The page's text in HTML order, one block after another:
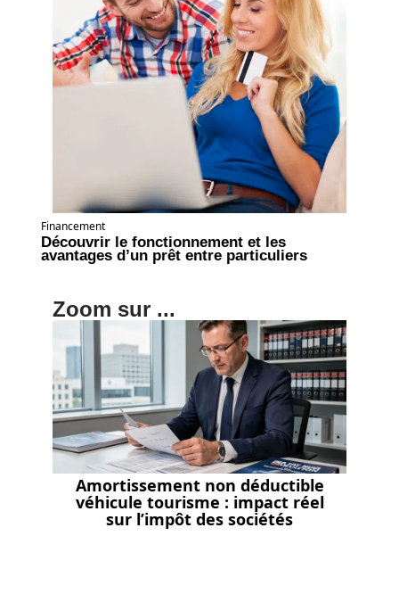
Financement
Découvrir le fonctionnement et les
avantages d’un prêt entre particuliers
Zoom sur ...
Amortissement non déductible
véhicule tourisme : impact réel
sur l’impôt des sociétés